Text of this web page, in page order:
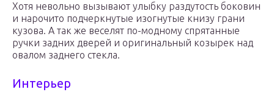
Хотя невольно вызывают улыбку раздутость боковин
и нарочито подчеркнутые изогнутые книзу грани
кузова. А так же веселят по-модному спрятанные
ручки задних дверей и оригинальный козырек над
овалом заднего стекла.
Интерьер